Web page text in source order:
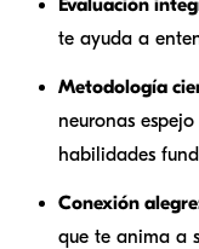
te ayuda a
Metodología
neuronas
habilidades
Conexión
que te anima a